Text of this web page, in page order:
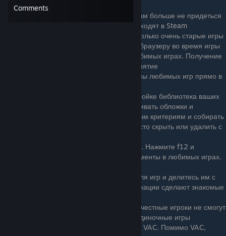
Comments
сохранений
Автоматическая установка обновлений. Вам больше не придеться
искать патчи для игр самому. Все они приходят в Steam
своевременно. Исключением являються только очень старые игры
Оверлей, дающий доступ к сообществу и браузеру во время игры
Достижения - получайте достижения в любимых играх. Получение
всех достижений игры - увлекательное занятие
Трансляции - смотрите и проводите стримы любимых игр прямо в
Библиотека игр - удобная и гибкая в настройке библиотека ваших
игр, программ и музыки позволяет настраивать обложки и
баннеры, сортировать ваши игры по разным критериям и собирать
в коллекции. А ненужные игры можно просто скрыть или удалить с
Простое создание и хранение скриншотов. Нажмите f12 и
запечатлите яркие и просто памятные моменты в любимых играх.
Мастерские - создавайте новый контент для игр и делитесь им с
игроками. Скины, карты и прочие модификации сделают знакомые
Защита игр античитом VAC и другими - нечестные игроки не смогут
вам помешать. Мультиплеерные и даже одиночные игры
защищены античитом от компании Valve - VAC. Помимо VAC,